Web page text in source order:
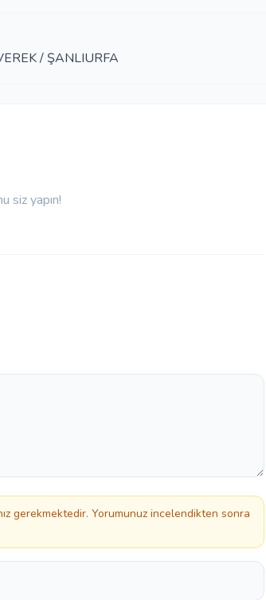
/ ŞANLIURFA
siz yapın!
gerekmektedir. Yorumunuz incelendikten sonra